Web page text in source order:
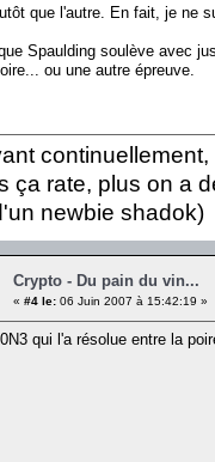
que l'autre. En fait, je ne
Spaulding soulève avec
ou une autre épreuve.
ça rate, plus on a
newbie shadok)
Crypto - Du pain du vin...
« #4 le: 06 Juin 2007 à 15:42:19 »
qui l'a résolue entre la